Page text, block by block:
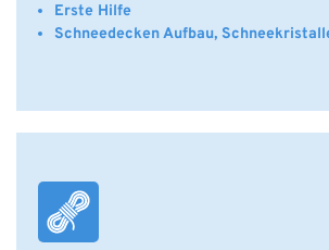
Erste Hilfe
Schneedecken Aufbau,